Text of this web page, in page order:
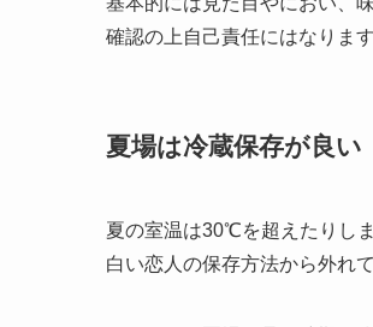
ただし、28℃以下で直射日光
これが半年や1年など賞味期限
風味が劣化するだけでなく、